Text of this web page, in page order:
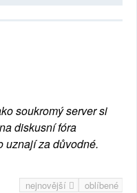
soukromý server si
diskusní fóra
uznají za důvodné.
nejnovější oblíbené